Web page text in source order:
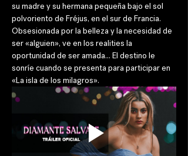
su madre y su hermana pequeña bajo el sol
polvoriento de Fréjus, en el sur de Francia.
Obsesionada por la belleza y la necesidad de
ser «alguien», ve en los realities la
oportunidad de ser amada... El destino le
sonríe cuando se presenta para participar en
«La isla de los milagros».